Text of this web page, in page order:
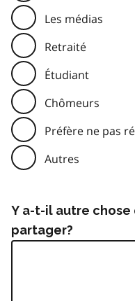
Les médias
Retraité
Étudiant
Chômeurs
Préfère ne pas
Autres
Y a-t-il autre chose
partager?